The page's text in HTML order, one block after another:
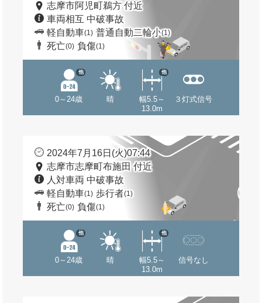
志摩市阿児町鵜方 付近
車両相互 中破事故
軽自動車(1) 普通自動二輪小(1)
死亡(0) 負傷(1)
0～24歳
他
晴
幅5.5～
13.0m
他
３灯式信号
2024年7月16日(火)07:44
志摩市志摩町布施田 付近
人対車両 中破事故
軽自動車(1) 歩行者(1)
死亡(0) 負傷(1)
0～24歳
他
晴
幅5.5～
13.0m
他
信号なし